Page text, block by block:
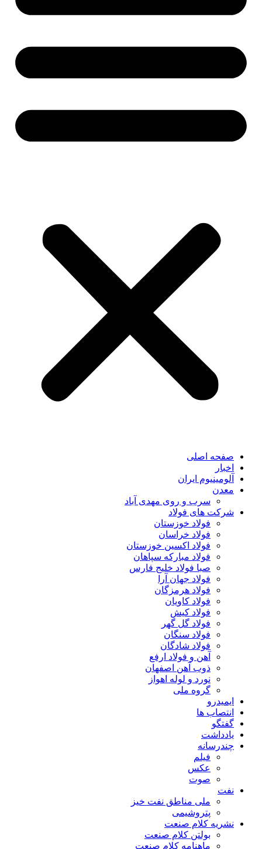
صفحه اصلی
اخبار
آلومینیوم ایران
معدن
سرب و روی مهدی آباد
شرکت های فولاد
فولاد خوزستان
فولاد خراسان
فولاد اکسین خوزستان
فولاد مبارکه سپاهان
صبا فولاد خلیج فارس
فولاد جهان آرا
فولاد هرمزگان
فولاد کاویان
فولاد کیش
فولاد گل گهر
فولاد سنگان
فولاد شادگان
آهن و فولاد ارفع
ذوب آهن اصفهان
نورد و لوله اهواز
گروه ملی
ایمیدرو
انتصاب ها
گفتگو
یادداشت
چندرسانه
فیلم
عکس
صوت
نفت
ملی مناطق نفت خیز
پتروشیمی
نشریه کلام صنعت
بولتن کلام صنعت
ماهنامه کلام صنعت